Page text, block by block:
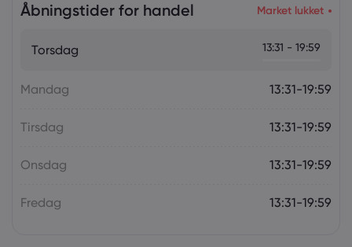
Åbningstider for handel Market lukket
Torsdag 13:31 - 19:59
Mandag 13:31-19:59
Tirsdag 13:31-19:59
Onsdag 13:31-19:59
Fredag 13:31-19:59